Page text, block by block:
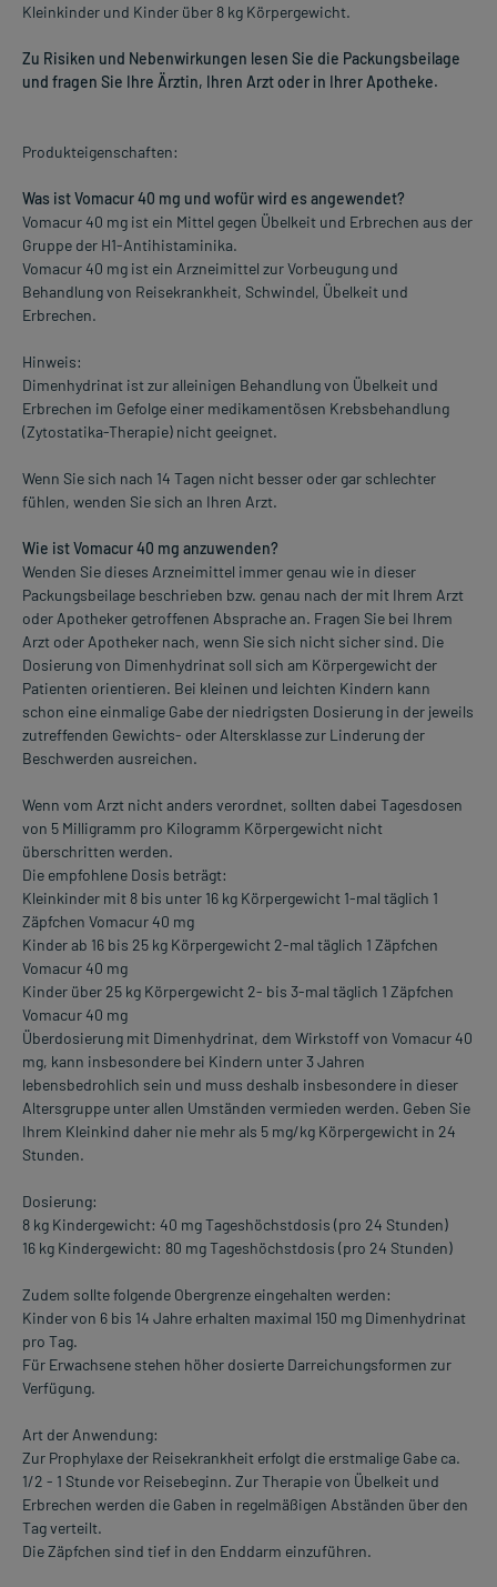
Kleinkinder und Kinder über 8 kg Körpergewicht.
Zu Risiken und Nebenwirkungen lesen Sie die Packungsbeilage
und fragen Sie Ihre Ärztin, Ihren Arzt oder in Ihrer Apotheke.
Produkteigenschaften:
Was ist Vomacur 40 mg und wofür wird es angewendet?
Vomacur 40 mg ist ein Mittel gegen Übelkeit und Erbrechen aus der
Gruppe der H1-Antihistaminika.
Vomacur 40 mg ist ein Arzneimittel zur Vorbeugung und
Behandlung von Reisekrankheit, Schwindel, Übelkeit und
Erbrechen.
Hinweis:
Dimenhydrinat ist zur alleinigen Behandlung von Übelkeit und
Erbrechen im Gefolge einer medikamentösen Krebsbehandlung
(Zytostatika-Therapie) nicht geeignet.
Wenn Sie sich nach 14 Tagen nicht besser oder gar schlechter
fühlen, wenden Sie sich an Ihren Arzt.
Wie ist Vomacur 40 mg anzuwenden?
Wenden Sie dieses Arzneimittel immer genau wie in dieser
Packungsbeilage beschrieben bzw. genau nach der mit Ihrem Arzt
oder Apotheker getroffenen Absprache an. Fragen Sie bei Ihrem
Arzt oder Apotheker nach, wenn Sie sich nicht sicher sind. Die
Dosierung von Dimenhydrinat soll sich am Körpergewicht der
Patienten orientieren. Bei kleinen und leichten Kindern kann
schon eine einmalige Gabe der niedrigsten Dosierung in der jeweils
zutreffenden Gewichts- oder Altersklasse zur Linderung der
Beschwerden ausreichen.
Wenn vom Arzt nicht anders verordnet, sollten dabei Tagesdosen
von 5 Milligramm pro Kilogramm Körpergewicht nicht
überschritten werden.
Die empfohlene Dosis beträgt:
Kleinkinder mit 8 bis unter 16 kg Körpergewicht 1-mal täglich 1
Zäpfchen Vomacur 40 mg
Kinder ab 16 bis 25 kg Körpergewicht 2-mal täglich 1 Zäpfchen
Vomacur 40 mg
Kinder über 25 kg Körpergewicht 2- bis 3-mal täglich 1 Zäpfchen
Vomacur 40 mg
Überdosierung mit Dimenhydrinat, dem Wirkstoff von Vomacur 40
mg, kann insbesondere bei Kindern unter 3 Jahren
lebensbedrohlich sein und muss deshalb insbesondere in dieser
Altersgruppe unter allen Umständen vermieden werden. Geben Sie
Ihrem Kleinkind daher nie mehr als 5 mg/kg Körpergewicht in 24
Stunden.
Dosierung:
8 kg Kindergewicht: 40 mg Tageshöchstdosis (pro 24 Stunden)
16 kg Kindergewicht: 80 mg Tageshöchstdosis (pro 24 Stunden)
Zudem sollte folgende Obergrenze eingehalten werden:
Kinder von 6 bis 14 Jahre erhalten maximal 150 mg Dimenhydrinat
pro Tag.
Für Erwachsene stehen höher dosierte Darreichungsformen zur
Verfügung.
Art der Anwendung:
Zur Prophylaxe der Reisekrankheit erfolgt die erstmalige Gabe ca.
1/2 - 1 Stunde vor Reisebeginn. Zur Therapie von Übelkeit und
Erbrechen werden die Gaben in regelmäßigen Abständen über den
Tag verteilt.
Die Zäpfchen sind tief in den Enddarm einzuführen.